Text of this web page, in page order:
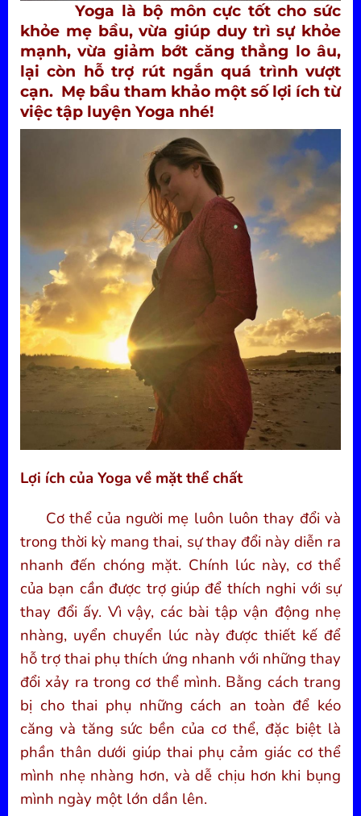
Yoga là bộ môn cực tốt cho sức
khỏe mẹ bầu, vừa giúp duy trì sự khỏe
mạnh, vừa giảm bớt căng thẳng lo âu,
lại còn hỗ trợ rút ngắn quá trình vượt
cạn. Mẹ bầu tham khảo một số lợi ích từ
việc tập luyện Yoga nhé!
Lợi ích của Yoga về mặt thể chất
Cơ thể của người mẹ luôn luôn thay đổi và
trong thời kỳ mang thai, sự thay đổi này diễn ra
nhanh đến chóng mặt. Chính lúc này, cơ thể
của bạn cần được trợ giúp để thích nghi với sự
thay đổi ấy. Vì vậy, các bài tập vận động nhẹ
nhàng, uyển chuyển lúc này được thiết kế để
hỗ trợ thai phụ thích ứng nhanh với những thay
đổi xảy ra trong cơ thể mình. Bằng cách trang
bị cho thai phụ những cách an toàn để kéo
căng và tăng sức bền của cơ thể, đặc biệt là
phần thân dưới giúp thai phụ cảm giác cơ thể
mình nhẹ nhàng hơn, và dễ chịu hơn khi bụng
mình ngày một lớn dần lên.